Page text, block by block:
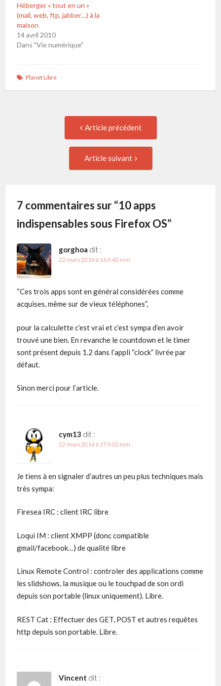
Héberger « tout en un »
(mail, web, ftp, jabber…) à la
maison
14 avril 2010
Dans "Vie numérique"
Planet Libre
Navigation Article précédent
Article suivant
7 commentaires sur “10 apps
indispensables sous Firefox OS”
gorghoa dit :
22 mars 2014 à 16 h 40 min
“Ces trois apps sont en général considérées comme
acquises, même sur de vieux téléphones”,
pour la calculette c’est vrai et c’est sympa d’en avoir
trouvé une bien. En revanche le countdown et le timer
sont présent depuis 1.2 dans l’appli “clock” livrée par
défaut.
Sinon merci pour l’article.
cym13 dit :
22 mars 2014 à 17 h 02 min
Je tiens à en signaler d’autres un peu plus techniques mais
très sympa:
Firesea IRC : client IRC libre
Loqui IM : client XMPP (donc compatible
gmail/facebook…) de qualité libre
Linux Remote Control : controler des applications comme
les slidshows, la musique ou le touchpad de son ordi
depuis son portable (linux uniquement). Libre.
REST Cat : Effectuer des GET, POST et autres requêtes
http depuis son portable. Libre.
Vincent dit :